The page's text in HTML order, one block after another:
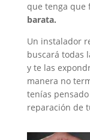
que tenga que
barata.
Un instalador
buscará todas
y te las
manera no
tenías
reparación de